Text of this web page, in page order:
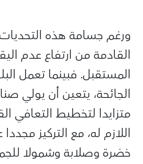
ورغم جسامة هذه
القادمة من ارتفاع عدم
المستقبل. فبينما تعمل
الجائحة، يتعين أن يولي
متزايدا لتخطيط التعافي
اللازم له، مع التركيز
خضرة وصلابة وشمولا